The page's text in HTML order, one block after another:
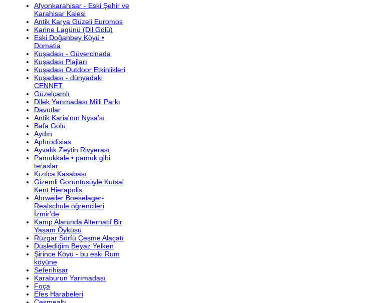
Afyonkarahisar - Eski Şehir ve
Karahisar Kalesi
Antik Karya Güzeli Euromos
Karine Lagünü (Dil Gölü)
Eski Doğanbey Köyü •
Domatia
Kuşadası - Güvercinada
Kuşadası Plajları
Kuşadası Outdoor Etkinlikleri
Kuşadası - dünyadaki
CENNET
Güzelçamlı
Dilek Yarımadası Milli Parkı
Davutlar
Antik Karia'nın Nysa'sı
Bafa Gölü
Aydın
Aphrodisias
Ayvalık Zeytin Rivyerası
Pamukkale • pamuk gibi
teraslar
Kızılca Kasabası
Gizemli Görüntüsüyle Kutsal
Kent Hierapolis
Ahrweiler Boeselager-
Realschule öğrencileri
İzmir'de
Kamp Alanında Alternatif Bir
Yaşam Öyküsü
Rüzgar Sörfü Çeşme Alaçatı
Düşlediğim Beyaz Yelken
Şirince Köyü - bu eski Rum
köyüne
Seferihisar
Karaburun Yarımadası
Foça
Efes Harabeleri